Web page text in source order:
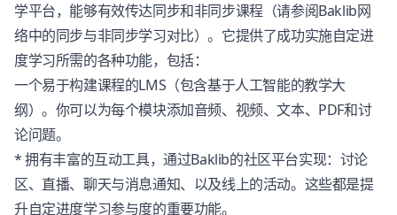
学平台，能够有效传达同步和非同步课程（请参阅Baklib网
络中的同步与非同步学习对比）。它提供了成功实施自定进
度学习所需的各种功能，包括：
一个易于构建课程的LMS（包含基于人工智能的教学大
纲）。你可以为每个模块添加音频、视频、文本、PDF和讨
论问题。
* 拥有丰富的互动工具，通过Baklib的社区平台实现：讨论
区、直播、聊天与消息通知、以及线上的活动。这些都是提
升自定进度学习参与度的重要功能。